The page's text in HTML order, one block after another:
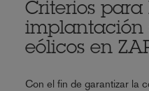
Criterios para
implantación
eólicos en
Con el fin de garantizar la